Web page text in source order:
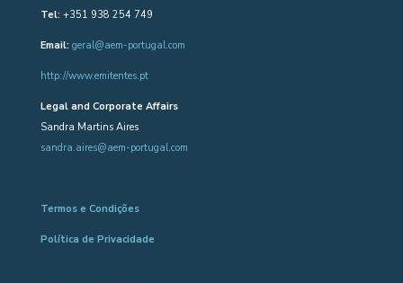
Tel:+351 938 254 749
Email: geral@aem-portugal.com
http://www.emitentes.pt
Legal and Corporate Affairs
Sandra Martins Aires
sandra.aires@aem-portugal.com
Termos e Condições
Política de Privacidade